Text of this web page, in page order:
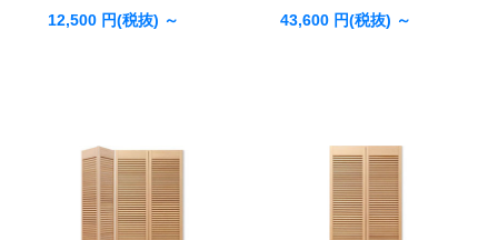
12,500 円(税抜) ～
43,600 円(税抜) ～